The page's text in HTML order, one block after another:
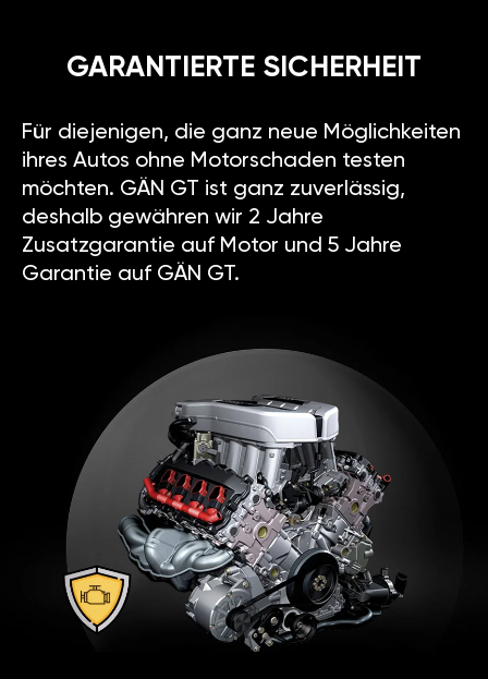
GARANTIERTE SICHERHEIT
Für diejenigen, die ganz neue Möglichkeiten
ihres Autos ohne Motorschaden testen
möchten. GÄN GT ist ganz zuverlässig,
deshalb gewähren wir 2 Jahre
Zusatzgarantie auf Motor und 5 Jahre
Garantie auf GÄN GT.